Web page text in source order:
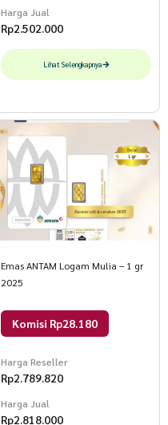
Harga Jual
Rp2.502.000
Lihat Selengkapnya
Emas ANTAM Logam Mulia – 1 gr
2025
Komisi Rp28.180
Harga Reseller
Rp2.789.820
Harga Jual
Rp2.818.000